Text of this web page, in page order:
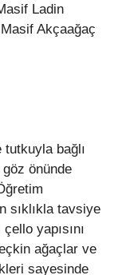
Ladin
Akçaağaç
bağlı
önünde
sıklıkla tavsiye
yapısını
ağaçlar ve
sayesinde